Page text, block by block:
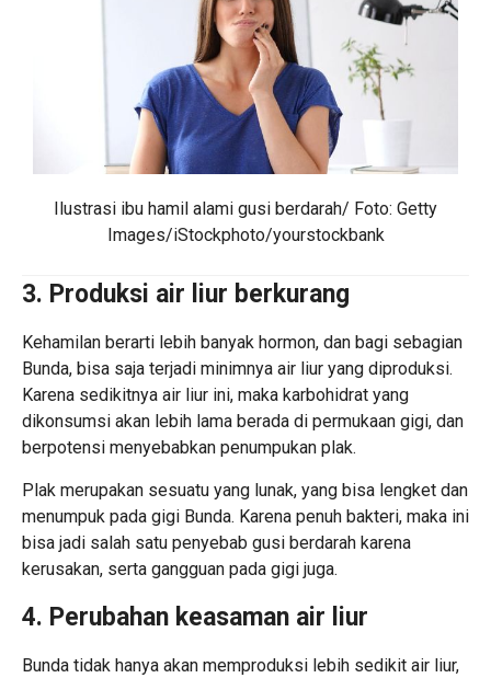
Ilustrasi ibu hamil alami gusi berdarah/ Foto: Getty
Images/iStockphoto/yourstockbank
3. Produksi air liur berkurang
Kehamilan berarti lebih banyak hormon, dan bagi sebagian
Bunda, bisa saja terjadi minimnya air liur yang diproduksi.
Karena sedikitnya air liur ini, maka karbohidrat yang
dikonsumsi akan lebih lama berada di permukaan gigi, dan
berpotensi menyebabkan penumpukan plak.
Plak merupakan sesuatu yang lunak, yang bisa lengket dan
menumpuk pada gigi Bunda. Karena penuh bakteri, maka ini
bisa jadi salah satu penyebab gusi berdarah karena
kerusakan, serta gangguan pada gigi juga.
4. Perubahan keasaman air liur
Bunda tidak hanya akan memproduksi lebih sedikit air liur,